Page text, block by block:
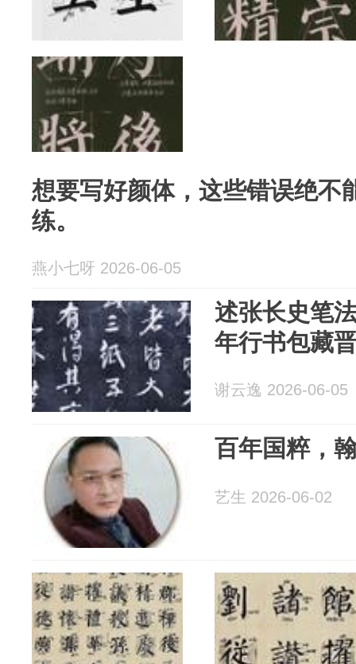
想要写好颜体，这些错误绝不
练。
燕小七呀 2026-06-05
述张长史笔
年行书包藏
谢云逸 2026-06-05
百年国粹，
艺生 2026-06-02